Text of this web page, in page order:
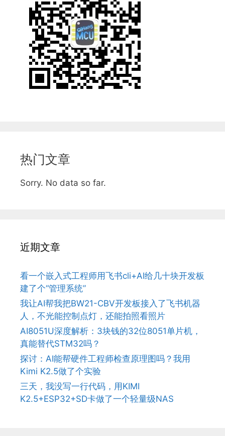
热门文章
Sorry. No data so far.
近期文章
看一个嵌入式工程师用飞书cli+AI给几十块开发板
建了个“管理系统”
我让AI帮我把BW21-CBV开发板接入了飞书机器
人，不光能控制点灯，还能拍照看照片
AI8051U深度解析：3块钱的32位8051单片机，
真能替代STM32吗？
探讨：AI能帮硬件工程师检查原理图吗？我用
Kimi K2.5做了个实验
三天，我没写一行代码，用KIMI
K2.5+ESP32+SD卡做了一个轻量级NAS